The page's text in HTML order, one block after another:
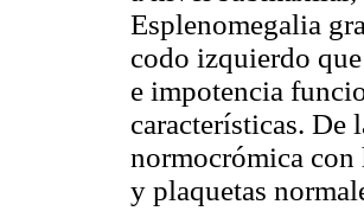
Esplenomegalia
codo izquierdo
e impotencia
características. De
normocrómica
y plaquetas